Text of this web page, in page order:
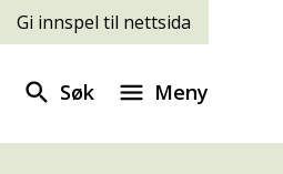
Gi innspel til nettsida
Søk Meny